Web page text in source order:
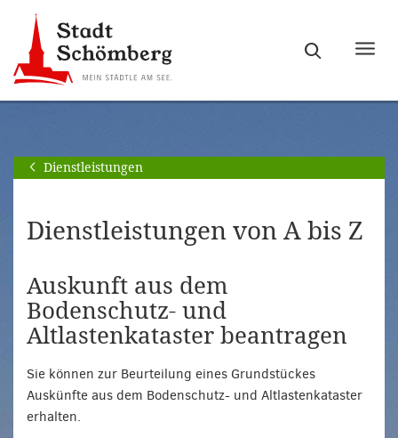
Hauptnavigation
springen
[Alt]+
Seiteninhalt
springen
[Alt]+
Dienstleistungen
Dienstleistungen von A bis Z
Auskunft aus dem
Bodenschutz- und
Altlastenkataster beantragen
Sie können zur Beurteilung eines Grundstückes
Auskünfte aus dem Bodenschutz- und Altlastenkataster
erhalten.